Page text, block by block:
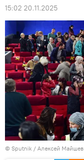
15:02 20.11.2025
© Sputnik / Алексей Майшев